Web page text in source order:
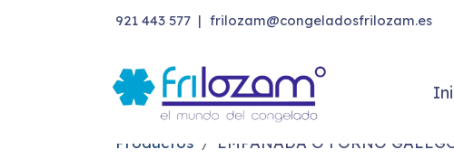
921 443 577 | frilozam@congeladosfrilozam.es
Productos EMPANADA O FORNO